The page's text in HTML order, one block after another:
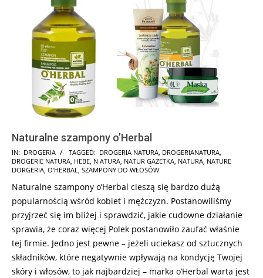
Naturalne szampony o’Herbal
2024-
12-
IN: DROGERIA TAGGED: DROGERIA NATURA, DROGERIANATURA,
DROGERIE NATURA, HEBE, N ATURA, NATUR GAZETKA, NATURA, NATURE
DORGERIA, O’HERBAL, SZAMPONY DO WŁOSÓW
Naturalne szampony o’Herbal cieszą się bardzo dużą
popularnością wśród kobiet i mężczyzn. Postanowiliśmy
przyjrzeć się im bliżej i sprawdzić, jakie cudowne działanie
sprawia, że coraz więcej Polek postanowiło zaufać właśnie
tej firmie. Jedno jest pewne – jeżeli uciekasz od sztucznych
składników, które negatywnie wpływają na kondycję Twojej
skóry i włosów, to jak najbardziej – marka o’Herbal warta jest